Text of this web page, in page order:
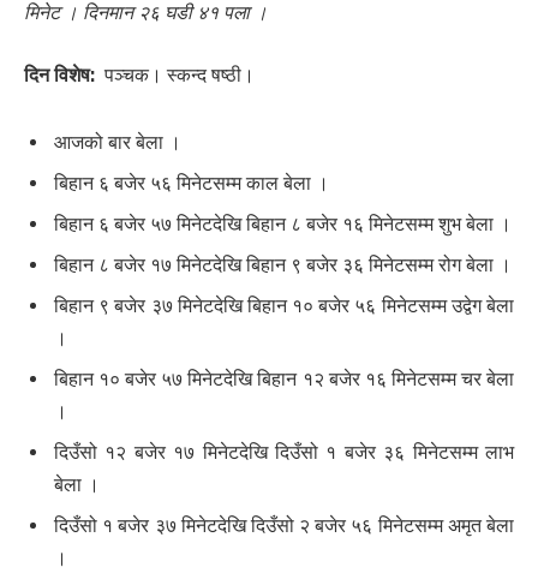
मिनेट । दिनमान २६ घडी ४१ पला ।
दिन विशेष: पञ्चक। स्कन्द षष्ठी।
आजको बार बेला ।
बिहान ६ बजेर ५६ मिनेटसम्म काल बेला ।
बिहान ६ बजेर ५७ मिनेटदेखि बिहान ८ बजेर १६ मिनेटसम्म शुभ बेला ।
बिहान ८ बजेर १७ मिनेटदेखि बिहान ९ बजेर ३६ मिनेटसम्म रोग बेला ।
बिहान ९ बजेर ३७ मिनेटदेखि बिहान १० बजेर ५६ मिनेटसम्म उद्वेग बेला
।
बिहान १० बजेर ५७ मिनेटदेखि बिहान १२ बजेर १६ मिनेटसम्म चर बेला
।
दिउँसो १२ बजेर १७ मिनेटदेखि दिउँसो १ बजेर ३६ मिनेटसम्म लाभ
बेला ।
दिउँसो १ बजेर ३७ मिनेटदेखि दिउँसो २ बजेर ५६ मिनेटसम्म अमृत बेला
।